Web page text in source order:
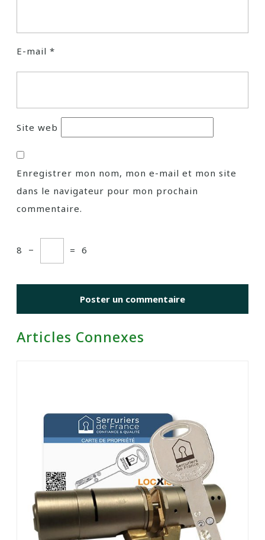
E-mail *
Site web
Enregistrer mon nom, mon e-mail et mon site
dans le navigateur pour mon prochain
commentaire.
8 − = 6
Articles Connexes